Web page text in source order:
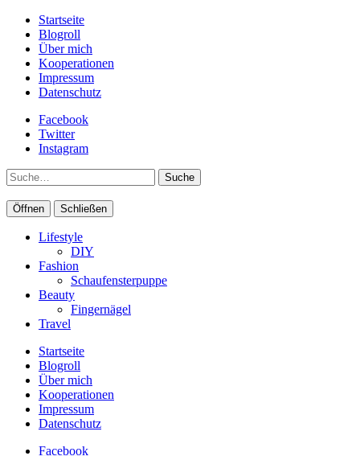
Startseite
Blogroll
Über mich
Kooperationen
Impressum
Datenschutz
Facebook
Twitter
Instagram
Suche
Öffnen Schließen
Lifestyle
DIY
Fashion
Schaufensterpuppe
Beauty
Fingernägel
Travel
Startseite
Blogroll
Über mich
Kooperationen
Impressum
Datenschutz
Facebook